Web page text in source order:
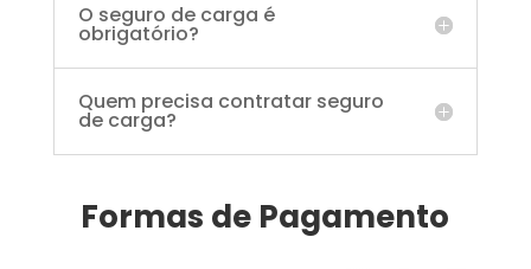
O seguro de carga é
obrigatório?
Quem precisa contratar seguro
de carga?
Formas de Pagamento